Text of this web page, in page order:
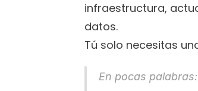
infraestructura,
datos.
Tú solo necesitas
En pocas